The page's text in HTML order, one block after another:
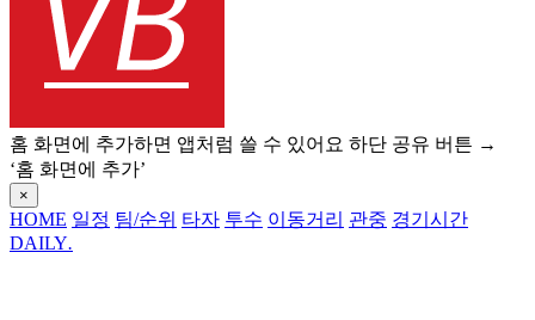
홈 화면에 추가하면 앱처럼 쓸 수 있어요 하단 공유 버튼 →
‘홈 화면에 추가’
×
HOME 일정 팀/순위 타자 투수 이동거리 관중 경기시간
DAILY.